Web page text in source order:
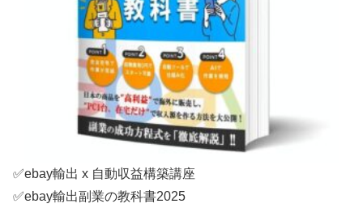
✅ebay輸出 x 自動収益構築講座
✅ebay輸出副業の教科書2025